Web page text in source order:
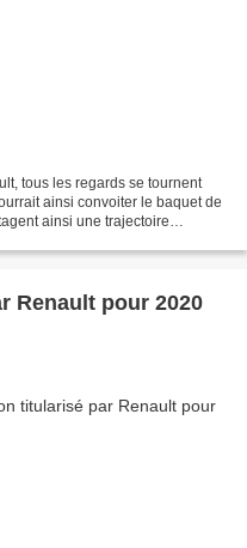
tous les regards se tournent
ainsi convoiter le baquet de
ainsi une trajectoire
Renault pour 2020